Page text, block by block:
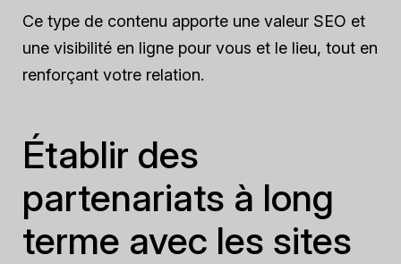
Ce type de contenu apporte une valeur SEO et
une visibilité en ligne pour vous et le lieu, tout en
renforçant votre relation.
Établir des
partenariats à long
terme avec les sites